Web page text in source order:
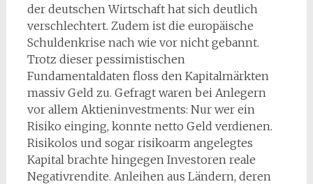
der deutschen Wirtschaft hat sich deutlich
verschlechtert. Zudem ist die europäische
Schuldenkrise nach wie vor nicht gebannt.
Trotz dieser pessimistischen
Fundamentaldaten floss den Kapitalmärkten
massiv Geld zu. Gefragt waren bei Anlegern
vor allem Aktieninvestments: Nur wer ein
Risiko einging, konnte netto Geld verdienen.
Risikolos und sogar risikoarm angelegtes
Kapital brachte hingegen Investoren reale
Negativrendite. Anleihen aus Ländern, deren